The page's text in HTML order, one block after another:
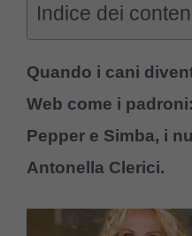
Indice dei
Quando i cani
Web come i
Pepper e Simba, i
Antonella Clerici.